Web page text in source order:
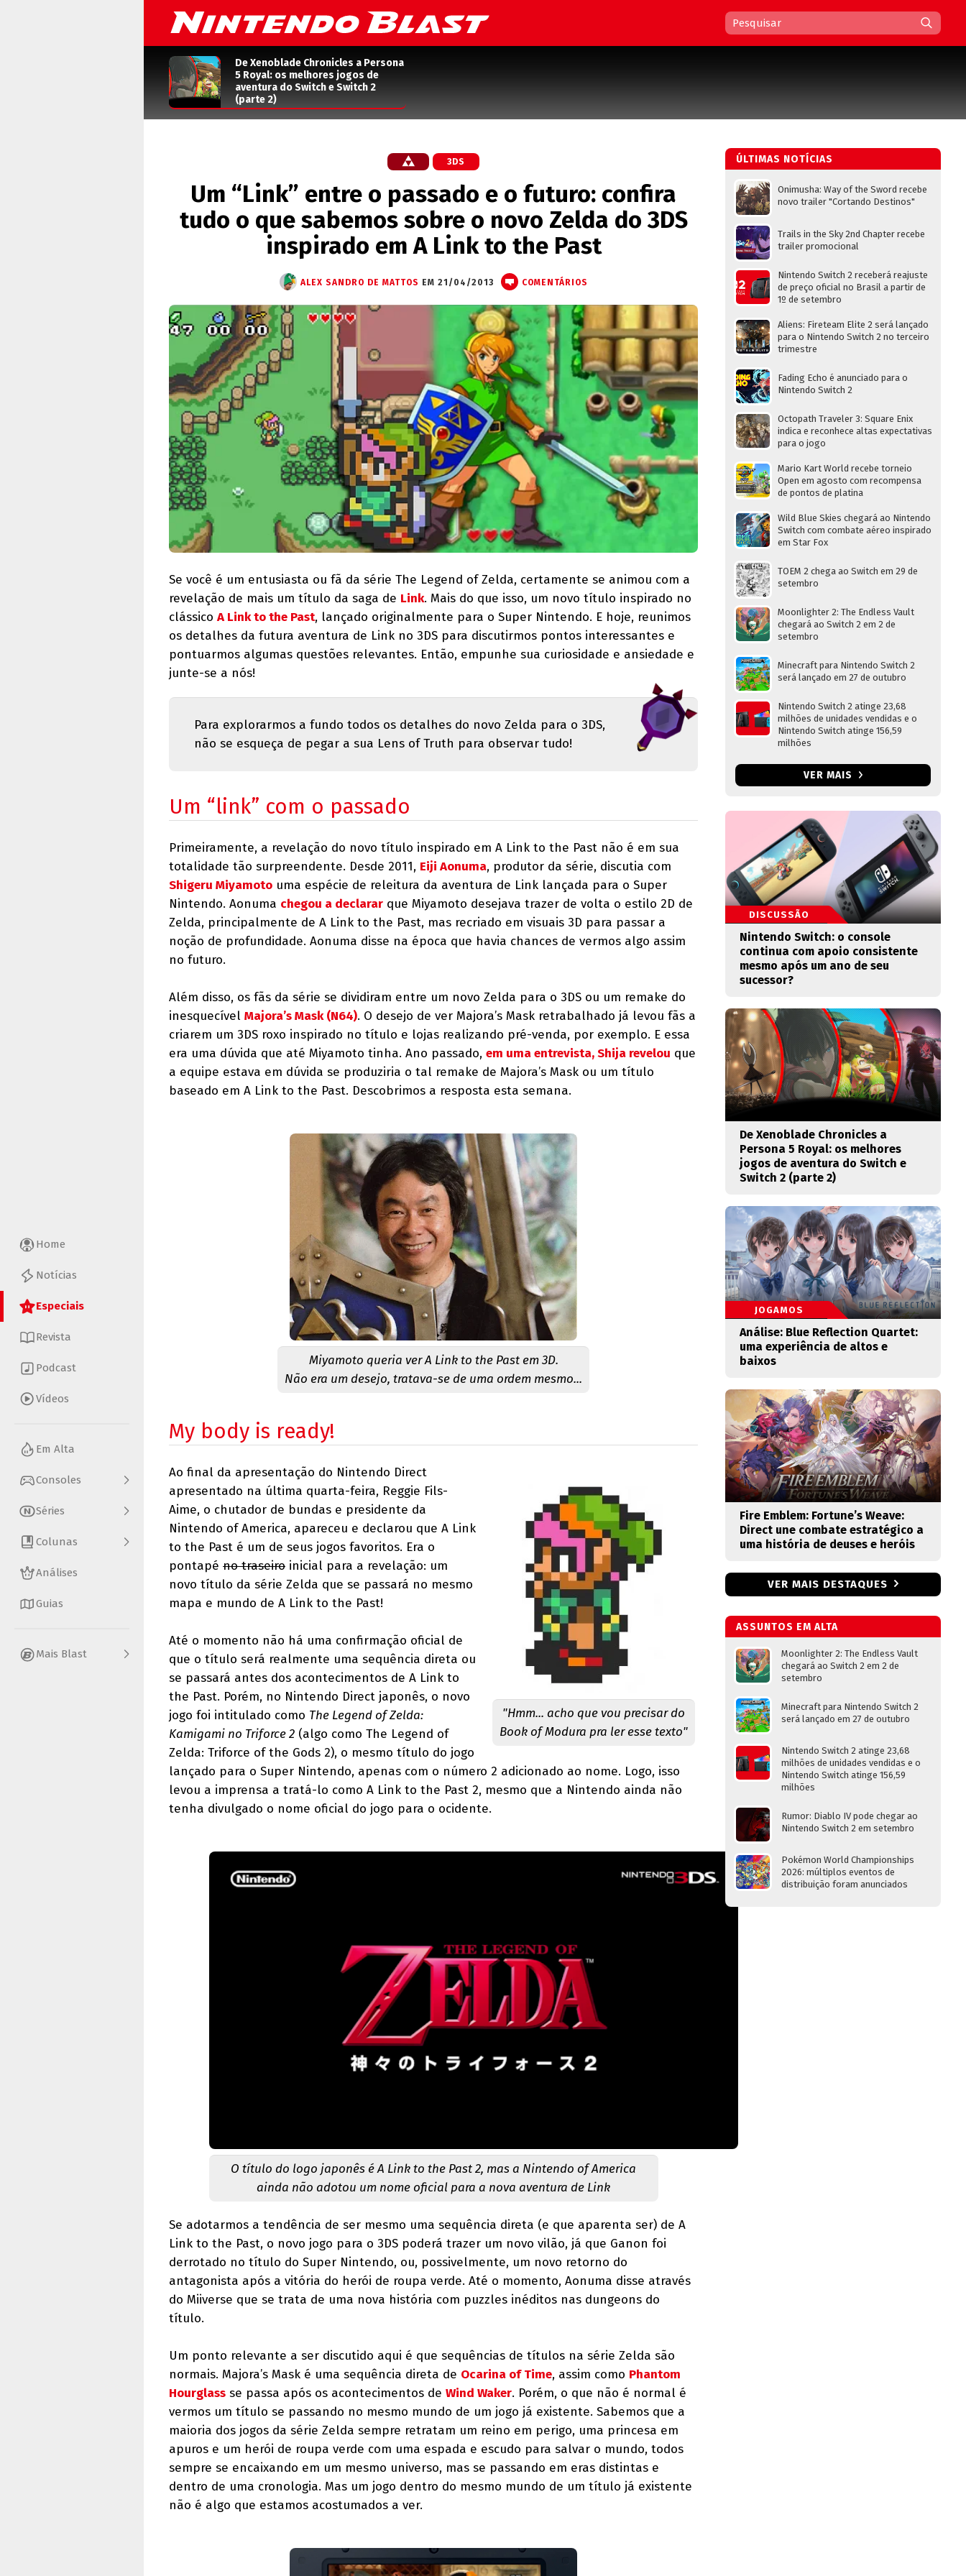
Home
Notícias
Especiais
Revista
Podcast
Vídeos
Em Alta
Consoles
Séries
Colunas
Análises
Guias
Mais Blast
De Xenoblade Chronicles a Persona
5 Royal: os melhores jogos de
aventura do Switch e Switch 2
(parte 2)
3DS
Um “Link” entre o passado e o futuro: confira
tudo o que sabemos sobre o novo Zelda do 3DS
inspirado em A Link to the Past
ALEX SANDRO DE MATTOS EM 21/04/2013 COMENTÁRIOS
Se você é um entusiasta ou fã da série The Legend of Zelda, certamente se animou com a
revelação de mais um título da saga de Link. Mais do que isso, um novo título inspirado no
clássico A Link to the Past, lançado originalmente para o Super Nintendo. E hoje, reunimos
os detalhes da futura aventura de Link no 3DS para discutirmos pontos interessantes e
pontuarmos algumas questões relevantes. Então, empunhe sua curiosidade e ansiedade e
junte-se a nós!
Para explorarmos a fundo todos os detalhes do novo Zelda para o 3DS,
não se esqueça de pegar a sua Lens of Truth para observar tudo!
Um “link” com o passado
Primeiramente, a revelação do novo título inspirado em A Link to the Past não é em sua
totalidade tão surpreendente. Desde 2011, Eiji Aonuma, produtor da série, discutia com
Shigeru Miyamoto uma espécie de releitura da aventura de Link lançada para o Super
Nintendo. Aonuma chegou a declarar que Miyamoto desejava trazer de volta o estilo 2D de
Zelda, principalmente de A Link to the Past, mas recriado em visuais 3D para passar a
noção de profundidade. Aonuma disse na época que havia chances de vermos algo assim
no futuro.
Além disso, os fãs da série se dividiram entre um novo Zelda para o 3DS ou um remake do
inesquecível Majora’s Mask (N64). O desejo de ver Majora’s Mask retrabalhado já levou fãs a
criarem um 3DS roxo inspirado no título e lojas realizando pré-venda, por exemplo. E essa
era uma dúvida que até Miyamoto tinha. Ano passado, em uma entrevista, Shija revelou que
a equipe estava em dúvida se produziria o tal remake de Majora’s Mask ou um título
baseado em A Link to the Past. Descobrimos a resposta esta semana.
Miyamoto queria ver A Link to the Past em 3D.
Não era um desejo, tratava-se de uma ordem mesmo...
My body is ready!
"Hmm... acho que vou precisar do
Book of Modura pra ler esse texto"
Ao final da apresentação do Nintendo Direct
apresentado na última quarta-feira, Reggie Fils-
Aime, o chutador de bundas e presidente da
Nintendo of America, apareceu e declarou que A Link
to the Past é um de seus jogos favoritos. Era o
pontapé no traseiro inicial para a revelação: um
novo título da série Zelda que se passará no mesmo
mapa e mundo de A Link to the Past!
Até o momento não há uma confirmação oficial de
que o título será realmente uma sequência direta ou
se passará antes dos acontecimentos de A Link to
the Past. Porém, no Nintendo Direct japonês, o novo
jogo foi intitulado como The Legend of Zelda:
Kamigami no Triforce 2 (algo como The Legend of
Zelda: Triforce of the Gods 2), o mesmo título do jogo
lançado para o Super Nintendo, apenas com o número 2 adicionado ao nome. Logo, isso
levou a imprensa a tratá-lo como A Link to the Past 2, mesmo que a Nintendo ainda não
tenha divulgado o nome oficial do jogo para o ocidente.
O título do logo japonês é A Link to the Past 2, mas a Nintendo of America
ainda não adotou um nome oficial para a nova aventura de Link
Se adotarmos a tendência de ser mesmo uma sequência direta (e que aparenta ser) de A
Link to the Past, o novo jogo para o 3DS poderá trazer um novo vilão, já que Ganon foi
derrotado no título do Super Nintendo, ou, possivelmente, um novo retorno do
antagonista após a vitória do herói de roupa verde. Até o momento, Aonuma disse através
do Miiverse que se trata de uma nova história com puzzles inéditos nas dungeons do
título.
Um ponto relevante a ser discutido aqui é que sequências de títulos na série Zelda são
normais. Majora’s Mask é uma sequência direta de Ocarina of Time, assim como Phantom
Hourglass se passa após os acontecimentos de Wind Waker. Porém, o que não é normal é
vermos um título se passando no mesmo mundo de um jogo já existente. Sabemos que a
maioria dos jogos da série Zelda sempre retratam um reino em perigo, uma princesa em
apuros e um herói de roupa verde com uma espada e escudo para salvar o mundo, todos
sempre se encaixando em um mesmo universo, mas se passando em eras distintas e
dentro de uma cronologia. Mas um jogo dentro do mesmo mundo de um título já existente
não é algo que estamos acostumados a ver.
ÚLTIMAS NOTÍCIAS
Onimusha: Way of the Sword recebe
novo trailer "Cortando Destinos"
Trails in the Sky 2nd Chapter recebe
trailer promocional
Nintendo Switch 2 receberá reajuste
de preço oficial no Brasil a partir de
1º de setembro
Aliens: Fireteam Elite 2 será lançado
para o Nintendo Switch 2 no terceiro
trimestre
Fading Echo é anunciado para o
Nintendo Switch 2
Octopath Traveler 3: Square Enix
indica e reconhece altas expectativas
para o jogo
Mario Kart World recebe torneio
Open em agosto com recompensa
de pontos de platina
Wild Blue Skies chegará ao Nintendo
Switch com combate aéreo inspirado
em Star Fox
TOEM 2 chega ao Switch em 29 de
setembro
Moonlighter 2: The Endless Vault
chegará ao Switch 2 em 2 de
setembro
Minecraft para Nintendo Switch 2
será lançado em 27 de outubro
Nintendo Switch 2 atinge 23,68
milhões de unidades vendidas e o
Nintendo Switch atinge 156,59
milhões
VER MAIS
DISCUSSÃO
Nintendo Switch: o console
continua com apoio consistente
mesmo após um ano de seu
sucessor?
De Xenoblade Chronicles a
Persona 5 Royal: os melhores
jogos de aventura do Switch e
Switch 2 (parte 2)
JOGAMOS
Análise: Blue Reflection Quartet:
uma experiência de altos e
baixos
Fire Emblem: Fortune’s Weave:
Direct une combate estratégico a
uma história de deuses e heróis
VER MAIS DESTAQUES
ASSUNTOS EM ALTA
Moonlighter 2: The Endless Vault
chegará ao Switch 2 em 2 de
setembro
Minecraft para Nintendo Switch 2
será lançado em 27 de outubro
Nintendo Switch 2 atinge 23,68
milhões de unidades vendidas e o
Nintendo Switch atinge 156,59
milhões
Rumor: Diablo IV pode chegar ao
Nintendo Switch 2 em setembro
Pokémon World Championships
2026: múltiplos eventos de
distribuição foram anunciados